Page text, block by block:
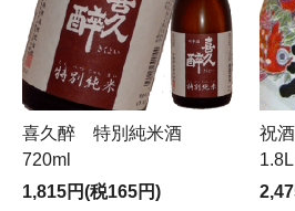
喜久醉 特別純米酒
720ml
1,815円(税165円)
祝
1.8L